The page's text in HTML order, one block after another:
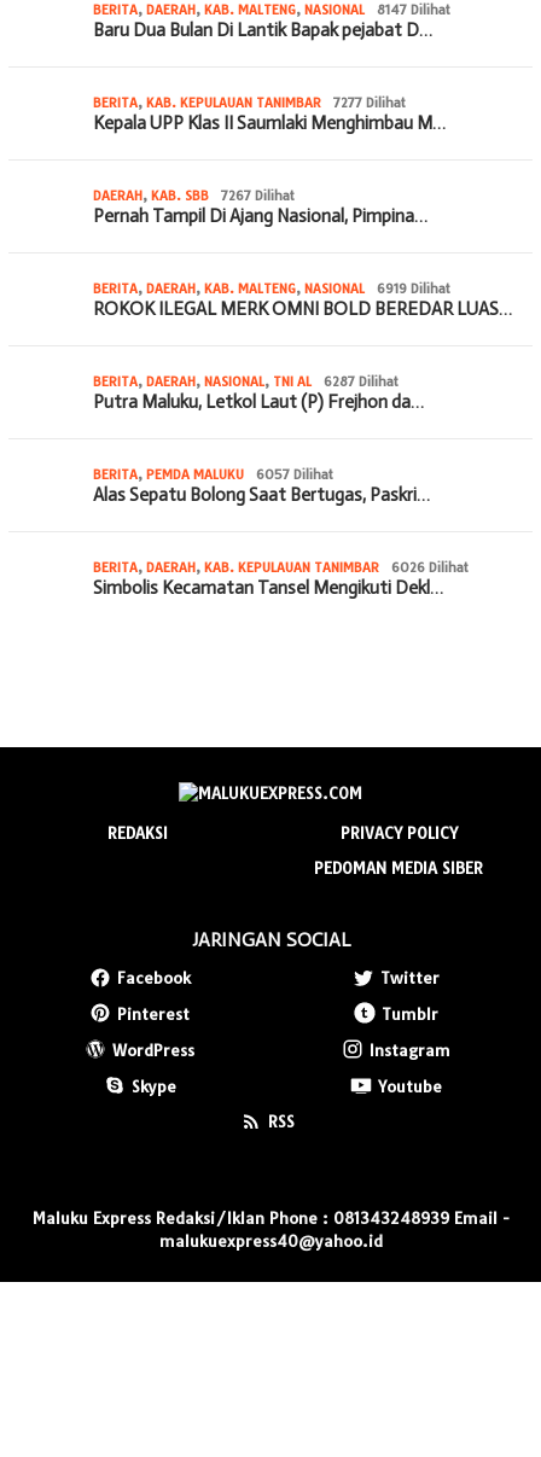
BERITA, DAERAH, KAB. MALTENG, NASIONAL 8147 Dilihat
Baru Dua Bulan Di Lantik Bapak pejabat D…
BERITA, KAB. KEPULAUAN TANIMBAR 7277 Dilihat
Kepala UPP Klas II Saumlaki Menghimbau M…
DAERAH, KAB. SBB 7267 Dilihat
Pernah Tampil Di Ajang Nasional, Pimpina…
BERITA, DAERAH, KAB. MALTENG, NASIONAL 6919 Dilihat
ROKOK ILEGAL MERK OMNI BOLD BEREDAR LUAS…
BERITA, DAERAH, NASIONAL, TNI AL 6287 Dilihat
Putra Maluku, Letkol Laut (P) Frejhon da…
BERITA, PEMDA MALUKU 6057 Dilihat
Alas Sepatu Bolong Saat Bertugas, Paskri…
BERITA, DAERAH, KAB. KEPULAUAN TANIMBAR 6026 Dilihat
Simbolis Kecamatan Tansel Mengikuti Dekl…
REDAKSI
PRIVACY POLICY
PEDOMAN MEDIA SIBER
JARINGAN SOCIAL
Facebook
Twitter
Pinterest
Tumblr
WordPress
Instagram
Skype
Youtube
RSS
Maluku Express Redaksi/Iklan Phone : 081343248939 Email -
malukuexpress40@yahoo.id